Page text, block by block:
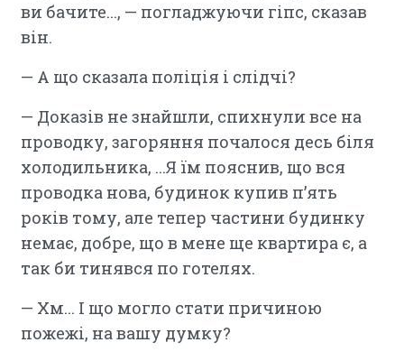
ви бачите..., — погладжуючи гіпс, сказав
він.
— А що сказала поліція і слідчі?
— Доказів не знайшли, спихнули все на
проводку, загоряння почалося десь біля
холодильника, ...Я їм пояснив, що вся
проводка нова, будинок купив п’ять
років тому, але тепер частини будинку
немає, добре, що в мене ще квартира є, а
так би тинявся по готелях.
— Хм... І що могло стати причиною
пожежі, на вашу думку?